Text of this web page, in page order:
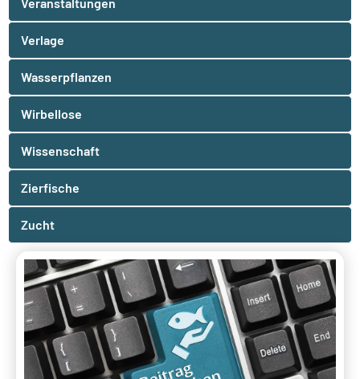
Verlage
Wasserpflanzen
Wirbellose
Wissenschaft
Zierfische
Zucht